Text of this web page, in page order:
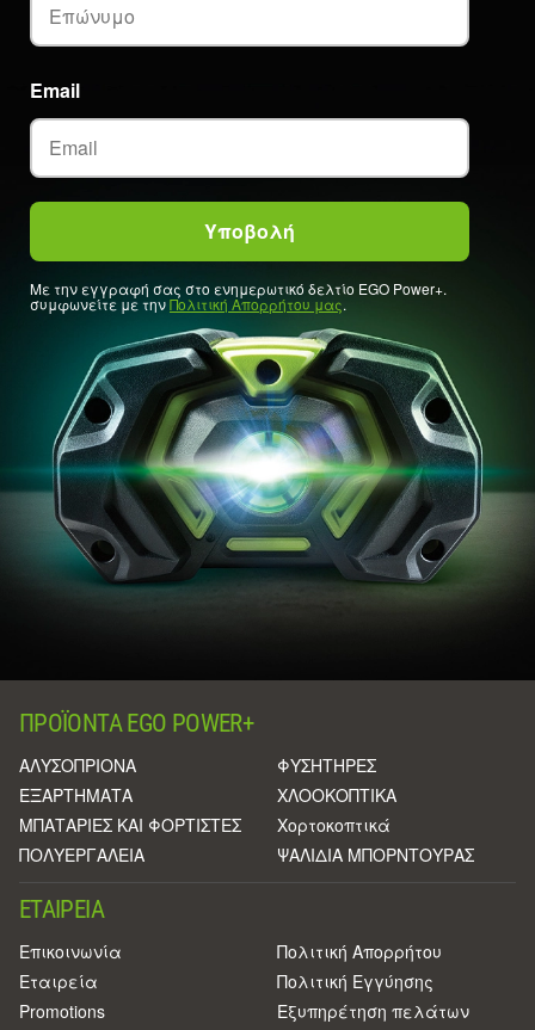
Email
Με την εγγραφή σας στο ενημερωτικό δελτίο EGO Power+.
συμφωνείτε με τηνΠολιτική Απορρήτου μας.
ΠΡΟΪΌΝΤΑ EGO POWER+
ΑΛΥΣΟΠΡΙΟΝΑ
ΕΞΑΡΤΗΜΑΤΑ
ΜΠΑΤΑΡΙΕΣ ΚΑΙ ΦΟΡΤΙΣΤΕΣ
ΠΟΛΥΕΡΓΑΛΕΙΑ
ΦΥΣΗΤΗΡΕΣ
ΧΛΟΟΚΟΠΤΙΚΑ
Χορτοκοπτικά
ΨΑΛΙΔΙΑ ΜΠΟΡΝΤΟΥΡΑΣ
ΕΤΑΙΡΕΊΑ
Επικοινωνία
Eταιρεία
Promotions
Πολιτική Απορρήτου
Πολιτική Εγγύησης
Εξυπηρέτηση πελάτων